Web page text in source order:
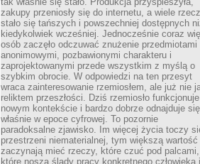
zakupy przeniosły się do internetu, a wiele
stało się tańszych i powszechniej dostępnych
kiedykolwiek wcześniej. Jednocześnie coraz
osób zaczęło odczuwać znużenie przedmiotami
anonimowymi, pozbawionymi charakteru i
zaprojektowanymi przede wszystkim z myślą o
szybkim obrocie. W odpowiedzi na ten przesyt
wraca zainteresowanie rzemiosłem, ale już nie
reliktem przeszłości. Dziś rzemiosło
nowym kontekście i bardzo dobrze odnajduje się
właśnie w epoce cyfrowej. To pozornie
paradoksalne zjawisko. Im więcej życia toczy
przestrzeni niematerialnej, tym większą wartość
zaczynają mieć rzeczy, które czuć pod palcami,
które noszą ślady pracy konkretnego człowieka i